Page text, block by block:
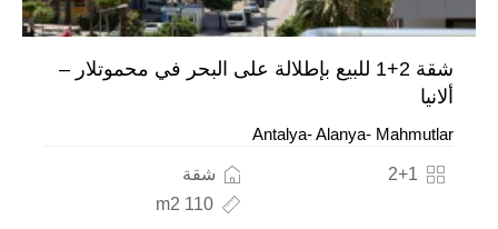
شقة 2+1 للبيع بإطلالة على البحر في محموتلار –
ألانيا
Antalya- Alanya- Mahmutlar
شقة
2+1
110 m2